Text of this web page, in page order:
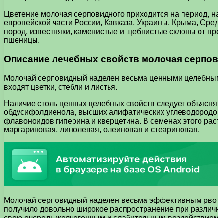
Цветение молочая серповидного приходится на период,
европейской части России, Кавказа, Украины, Крыма,
пород, известняки, каменистые и щебнистые склоны от
пшеницы.
Описание лечебных свойств молочая
Молочай серповидный наделен весьма ценными
входят цветки, стебли и листья.
Наличие столь ценных целебных свойств следует
обдусифолдиенола, высших алифатических
флавоноидов гиперина и кверцетина. В семенах этого
маргариновая, линолевая, олеиновая и стеариновая.
Молочай серповидный наделен весьма эффективным
получило довольно широкое распространение при